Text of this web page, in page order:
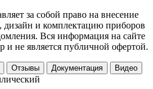
за собой право на внесение
и комплектацию приборов
Вся информация на сайте
и не является публичной офертой.
Отзывы Документация Видео